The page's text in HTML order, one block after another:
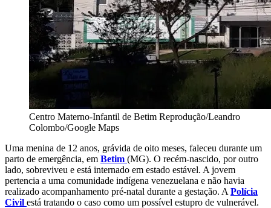
Centro Materno-Infantil de Betim Reprodução/Leandro
Colombo/Google Maps
Uma menina de 12 anos, grávida de oito meses, faleceu durante um
parto de emergência, em Betim (MG). O recém-nascido, por outro
lado, sobreviveu e está internado em estado estável. A jovem
pertencia a uma comunidade indígena venezuelana e não havia
realizado acompanhamento pré-natal durante a gestação. A Polícia
Civil está tratando o caso como um possível estupro de vulnerável.